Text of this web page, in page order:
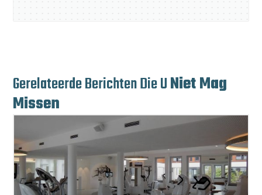
Gerelateerde Berichten Die UNiet Mag
Missen